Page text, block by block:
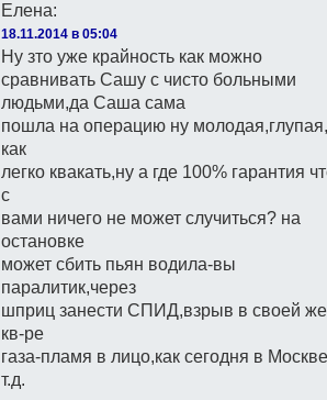
Елена:
18.11.2014 в 05:04
Ну зто уже крайность как можно
сравнивать Сашу с чисто больными
людьми,да Саша сама
пошла на операцию ну
как
легко квакать,ну а где 100% гарантия
с
вами ничего не может случиться? на
остановке
может сбить пьян водила-вы
паралитик,через
шприц занести СПИД,взрыв в своей же
кв-ре
газа-пламя в лицо,как сегодня в
т.д.